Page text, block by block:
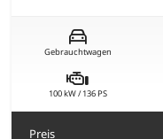
Gebrauchtwagen
100 kW / 136 PS
Preis